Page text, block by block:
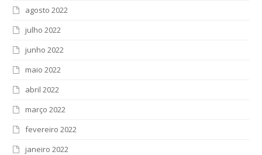
agosto 2022
julho 2022
junho 2022
maio 2022
abril 2022
março 2022
fevereiro 2022
janeiro 2022